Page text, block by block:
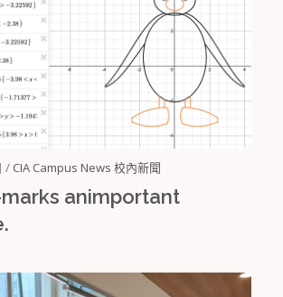
/ CIA Campus News 校內新聞
animportant